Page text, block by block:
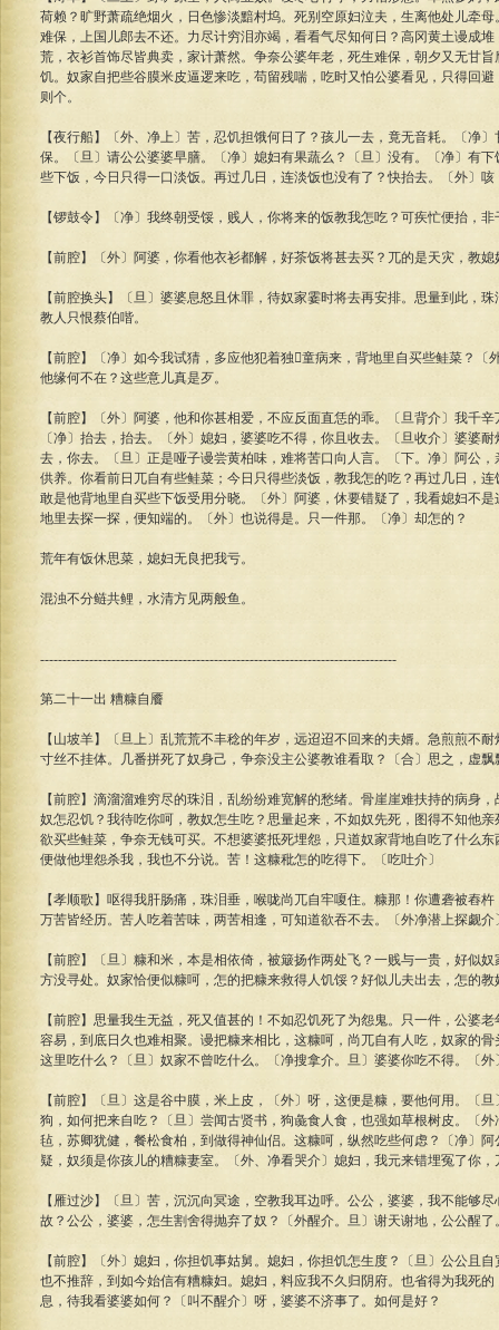
荷赖？旷野萧疏绝烟火，日色惨淡黯村坞。死别空原妇泣夫，生离他处儿牵
难保，上国儿郎去不还。力尽计穷泪亦竭，看看气尽知何日？高冈黄土谩成
荒，衣衫首饰尽皆典卖，家计萧然。争奈公婆年老，死生难保，朝夕又无甘
饥。奴家自把些谷膜米皮逼逻来吃，苟留残喘，吃时又怕公婆看见，只得回
则个。
【夜行船】〔外、净上〕苦，忍饥担饿何日了？孩儿一去，竟无音耗。〔净
保。〔旦〕请公公婆婆早膳。〔净〕媳妇有果蔬么？〔旦〕没有。〔净〕有
些下饭，今日只得一口淡饭。再过几日，连淡饭也没有了？快抬去。〔外〕咳
【锣鼓令】〔净〕我终朝受馁，贱人，你将来的饭教我怎吃？可疾忙便抬，非
【前腔】〔外〕阿婆，你看他衣衫都解，好茶饭将甚去买？兀的是天灾，教媳
【前腔换头】〔旦〕婆婆息怒且休罪，待奴家霎时将去再安排。思量到此，
教人只恨蔡伯喈。
【前腔】〔净〕如今我试猜，多应他犯着独童病来，背地里自买些鲑菜？
他缘何不在？这些意儿真是歹。
【前腔】〔外〕阿婆，他和你甚相爱，不应反面直恁的乖。〔旦背介〕我千
〔净〕抬去，抬去。〔外〕媳妇，婆婆吃不得，你且收去。〔旦收介〕婆婆
去，你去。〔旦〕正是哑子谩尝黄柏味，难将苦口向人言。〔下。净〕阿公
供养。你看前日兀自有些鲑菜；今日只得些淡饭，教我怎的吃？再过几日，
敢是他背地里自买些下饭受用分晓。〔外〕阿婆，休要错疑了，我看媳妇不
地里去探一探，便知端的。〔外〕也说得是。只一件那。〔净〕却怎的？
荒年有饭休思菜，媳妇无良把我亏。
混浊不分鲢共鲤，水清方见两般鱼。
--------------------------------------------------------------------------------
第二十一出 糟糠自餍
【山坡羊】〔旦上〕乱荒荒不丰稔的年岁，远迢迢不回来的夫婿。急煎煎不
寸丝不挂体。几番拼死了奴身己，争奈没主公婆教谁看取？〔合〕思之，虚飘
【前腔】滴溜溜难穷尽的珠泪，乱纷纷难宽解的愁绪。骨崖崖难扶持的病身
奴怎忍饥？我待吃你呵，教奴怎生吃？思量起来，不如奴先死，图得不知他
欲买些鲑菜，争奈无钱可买。不想婆婆抵死埋怨，只道奴家背地自吃了什么东
便做他埋怨杀我，我也不分说。苦！这糠秕怎的吃得下。〔吃吐介〕
【孝顺歌】呕得我肝肠痛，珠泪垂，喉咙尚兀自牢嗄住。糠那！你遭砻被舂
万苦皆经历。苦人吃着苦味，两苦相逢，可知道欲吞不去。〔外净潜上探觑介〕
【前腔】〔旦〕糠和米，本是相依倚，被簸扬作两处飞？一贱与一贵，好似
方没寻处。奴家恰便似糠呵，怎的把糠来救得人饥馁？好似儿夫出去，怎的教
【前腔】思量我生无益，死又值甚的！不如忍饥死了为怨鬼。只一件，公婆
容易，到底日久也难相聚。谩把糠来相比，这糠呵，尚兀自有人吃，奴家的
这里吃什么？〔旦〕奴家不曾吃什么。〔净搜拿介。旦〕婆婆你吃不得。〔外
【前腔】〔旦〕这是谷中膜，米上皮，〔外〕呀，这便是糠，要他何用。〔
狗，如何把来自吃？〔旦〕尝闻古贤书，狗彘食人食，也强如草根树皮。〔
毡，苏卿犹健，餐松食柏，到做得神仙侣。这糠呵，纵然吃些何虑？〔净〕
疑，奴须是你孩儿的糟糠妻室。〔外、净看哭介〕媳妇，我元来错埋冤了你，
【雁过沙】〔旦〕苦，沉沉向冥途，空教我耳边呼。公公，婆婆，我不能够
故？公公，婆婆，怎生割舍得抛弃了奴？〔外醒介。旦〕谢天谢地，公公醒了
【前腔】〔外〕媳妇，你担饥事姑舅。媳妇，你担饥怎生度？〔旦〕公公且
也不推辞，到如今始信有糟糠妇。媳妇，料应我不久归阴府。也省得为我死
息，待我看婆婆如何？〔叫不醒介〕呀，婆婆不济事了。如何是好？